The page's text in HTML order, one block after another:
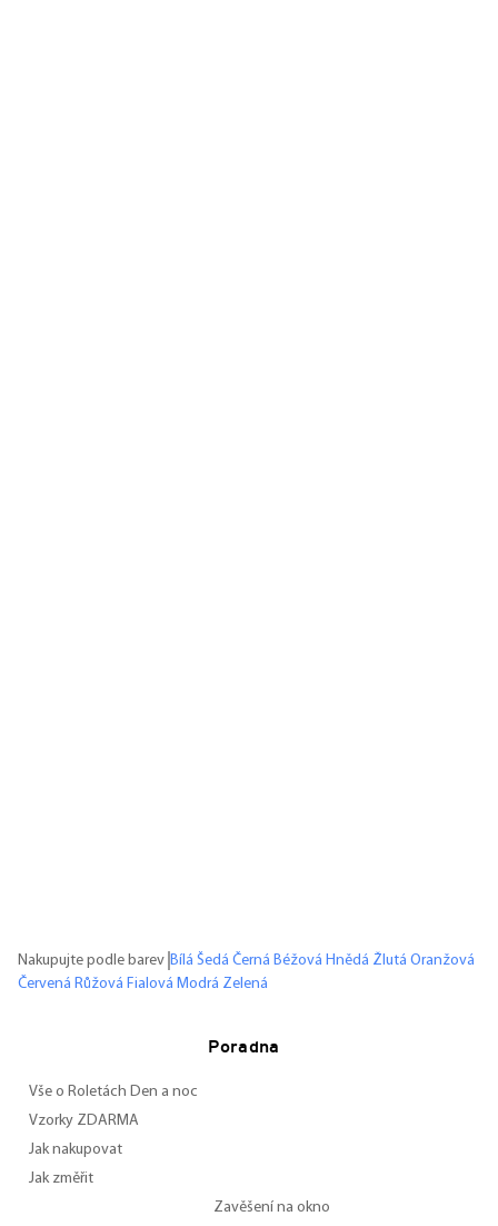
Nakupujte podle barev Bílá Šedá Černá Béžová Hnědá Žlutá Oranžová
Červená Růžová Fialová Modrá Zelená
Poradna
Vše o Roletách Den a noc
Vzorky ZDARMA
Jak nakupovat
Jak změřit
Zavěšení na okno